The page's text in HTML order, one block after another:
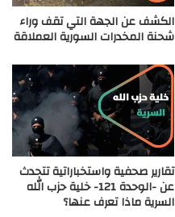
الكشف عن الجهة التي تقف وراء
شحنة المخدرات السورية العملاقة
تقارير صحفية واستخباراتية تتحدث
عن -الوحدة 121- خلية حزب الله
السرية ماذا تعرف عنها؟